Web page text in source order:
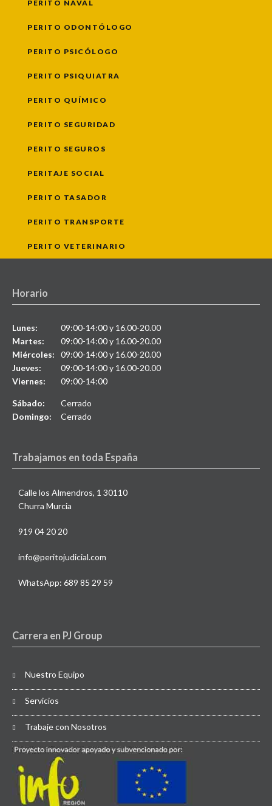
PERITO NAVAL
PERITO ODONTÓLOGO
PERITO PSICÓLOGO
PERITO PSIQUIATRA
PERITO QUÍMICO
PERITO SEGURIDAD
PERITO SEGUROS
PERITAJE SOCIAL
PERITO TASADOR
PERITO TRANSPORTE
PERITO VETERINARIO
Horario
Lunes:
09:00-14:00 y 16.00-20.00
Martes:
09:00-14:00 y 16.00-20.00
Miércoles:
09:00-14:00 y 16.00-20.00
Jueves:
09:00-14:00 y 16.00-20.00
Viernes:
09:00-14:00
Sábado:
Cerrado
Domingo:
Cerrado
Trabajamos en toda España
Calle los Almendros, 1 30110
Churra Murcia
919 04 20 20
info@peritojudicial.com
WhatsApp: 689 85 29 59
Carrera en PJ Group
Nuestro Equipo
Servicios
Trabaje con Nosotros